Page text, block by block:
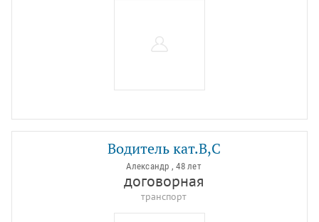
Водитель кат.В,С
Александр , 48 лет
договорная
транспорт